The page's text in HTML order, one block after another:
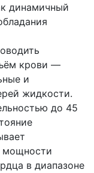
динамичный
крови —
и
жидкости.
до 45
мощности
в диапазоне